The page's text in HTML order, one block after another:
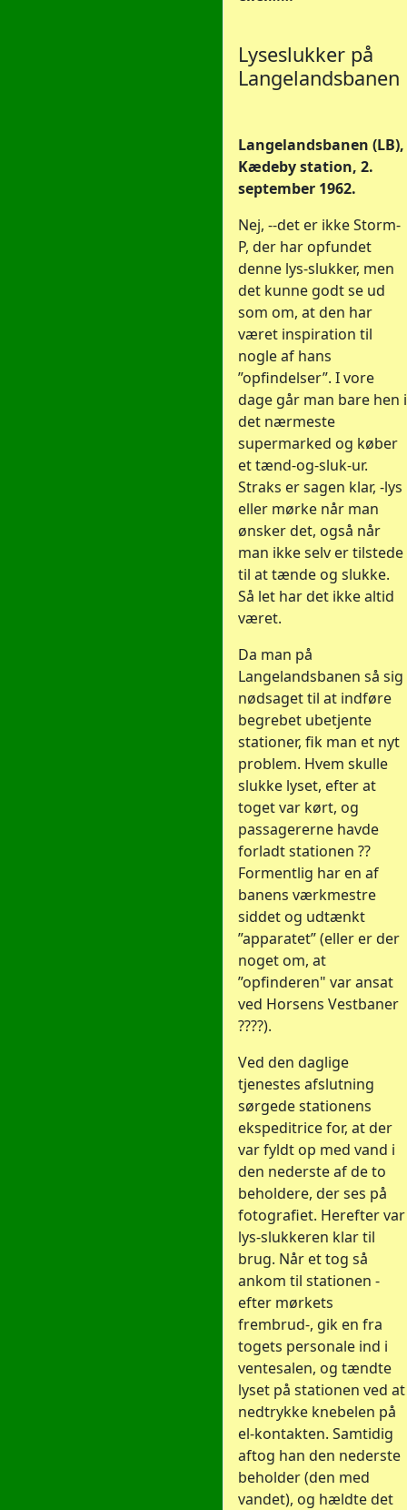
Lyseslukker på
Langelandsbanen
Langelandsbanen (LB),
Kædeby station, 2.
september 1962.
Nej, --det er ikke Storm-
P, der har opfundet
denne lys-slukker, men
det kunne godt se ud
som om, at den har
været inspiration til
nogle af hans
”opfindelser”. I vore
dage går man bare hen i
det nærmeste
supermarked og køber
et tænd-og-sluk-ur.
Straks er sagen klar, -lys
eller mørke når man
ønsker det, også når
man ikke selv er tilstede
til at tænde og slukke.
Så let har det ikke altid
været.
Da man på
Langelandsbanen så sig
nødsaget til at indføre
begrebet ubetjente
stationer, fik man et nyt
problem. Hvem skulle
slukke lyset, efter at
toget var kørt, og
passagererne havde
forladt stationen ??
Formentlig har en af
banens værkmestre
siddet og udtænkt
”apparatet” (eller er der
noget om, at
”opfinderen" var ansat
ved Horsens Vestbaner
????).
Ved den daglige
tjenestes afslutning
sørgede stationens
ekspeditrice for, at der
var fyldt op med vand i
den nederste af de to
beholdere, der ses på
fotografiet. Herefter var
lys-slukkeren klar til
brug. Når et tog så
ankom til stationen -
efter mørkets
frembrud-, gik en fra
togets personale ind i
ventesalen, og tændte
lyset på stationen ved at
nedtrykke knebelen på
el-kontakten. Samtidig
aftog han den nederste
beholder (den med
vandet), og hældte det